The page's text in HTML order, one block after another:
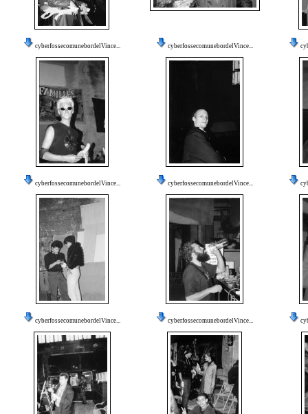
cyberfossecomunebordelVince... cyberfossecomunebordelVince...
cyberfossecomunebordelVince... cyberfossecomunebordelVince...
cyberfossecomunebordelVince... cyberfossecomunebordelVince...